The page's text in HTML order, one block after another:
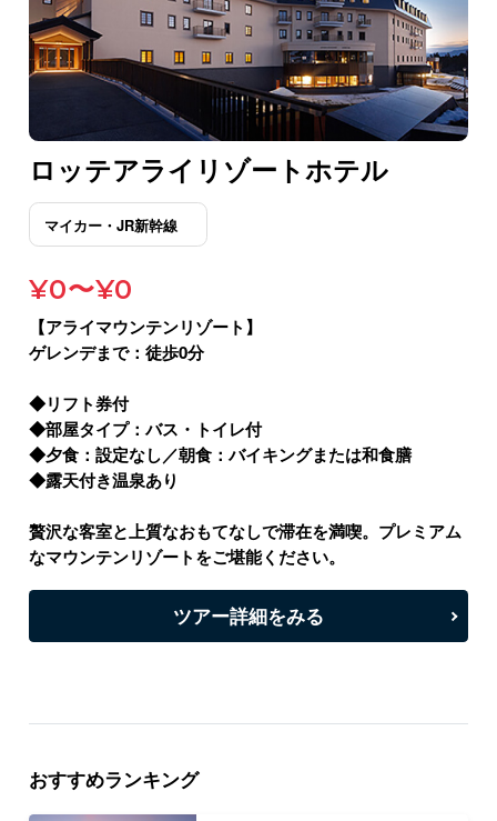
ロッテアライリゾートホテル
¥0〜¥0
【アライマウンテンリゾート】
ゲレンデまで：徒歩0分
◆リフト券付
◆部屋タイプ：バス・トイレ付
◆夕食：設定なし／朝食：バイキングまたは和食膳
◆露天付き温泉あり
贅沢な客室と上質なおもてなしで滞在を満喫。プレミアム
なマウンテンリゾートをご堪能ください。
ツアー詳細をみる
おすすめランキング